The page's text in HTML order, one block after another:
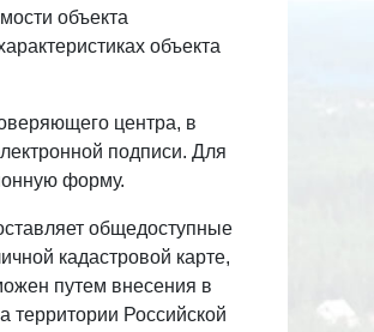
объекта
объекта
центра, в
подписи. Для
форму.
общедоступные
кадастровой карте,
путем внесения в
территории Российской